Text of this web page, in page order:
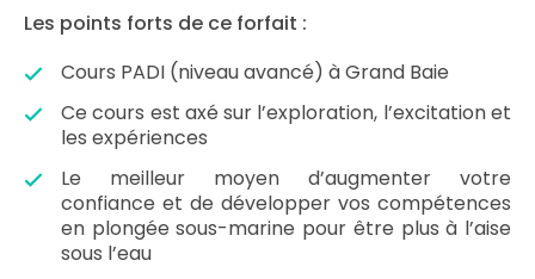
Les points forts de ce forfait :
Cours PADI (niveau avancé) à Grand Baie
Ce cours est axé sur l’exploration, l’excitation et
les expériences
Le meilleur moyen d’augmenter votre
confiance et de développer vos compétences
en plongée sous-marine pour être plus à l’aise
sous l’eau